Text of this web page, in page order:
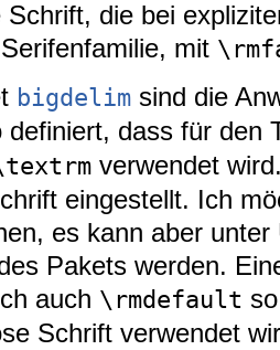
Schrift, die bei
mit
bigdelim sind die
definiert, dass für den
verwendet
eingestellt. Ich
es kann aber
Pakets werden.
auch \rmdefault
Schrift verwendet